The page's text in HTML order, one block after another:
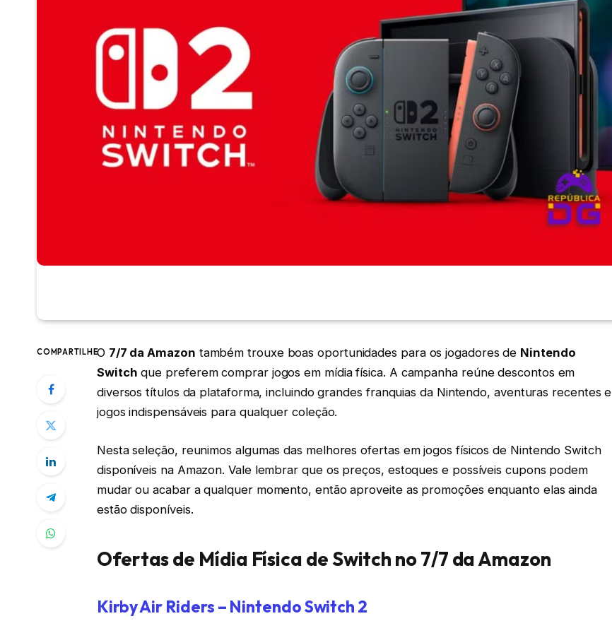
COMPARTILHEO 7/7 da Amazon também trouxe boas oportunidades para os jogadores de Nintendo
Switch que preferem comprar jogos em mídia física. A campanha reúne descontos em
diversos títulos da plataforma, incluindo grandes franquias da Nintendo, aventuras recentes e
jogos indispensáveis para qualquer coleção.
Nesta seleção, reunimos algumas das melhores ofertas em jogos físicos de Nintendo Switch
disponíveis na Amazon. Vale lembrar que os preços, estoques e possíveis cupons podem
mudar ou acabar a qualquer momento, então aproveite as promoções enquanto elas ainda
estão disponíveis.
Ofertas de Mídia Física de Switch no 7/7 da Amazon
Kirby Air Riders – Nintendo Switch 2